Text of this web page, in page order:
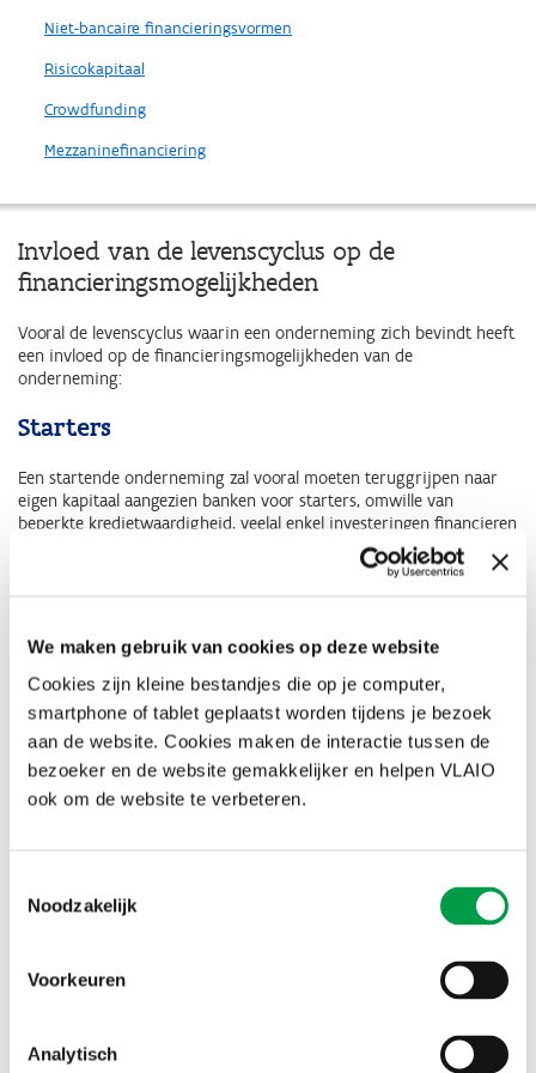
We maken gebruik van cookies op deze website
Cookies zijn kleine bestandjes die op je computer,
smartphone of tablet geplaatst worden tijdens je bezoek
aan de website. Cookies maken de interactie tussen de
bezoeker en de website gemakkelijker en helpen VLAIO
ook om de website te verbeteren.
Noodzakelijk
Voorkeuren
Analytisch
Niet-bancaire financieringsvormen
Risicokapitaal
Crowdfunding
Mezzaninefinanciering
Invloed van de levenscyclus op de
financieringsmogelijkheden
Vooral de levenscyclus waarin een onderneming zich bevindt heeft
een invloed op de financieringsmogelijkheden van de
onderneming:
Starters
Een startende onderneming zal vooral moeten teruggrijpen naar
eigen kapitaal aangezien banken voor starters, omwille van
beperkte kredietwaardigheid, veelal enkel investeringen financieren
Groeiende ondernemingen die nood hebben aan financiële
Aangezien het eigen vermogen al is aangegroeid, ligt het risico
voor de kredietinstellingen veel lager dan bij een starter, zeker als
de investering past in de continuïteit van de activiteiten.
Innovatieve projecten
aangezien banken in verhouding te weinig zekerheden zullen
vinden.